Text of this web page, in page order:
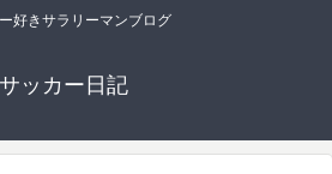
好きサラリーマンブログ
サッカー日記